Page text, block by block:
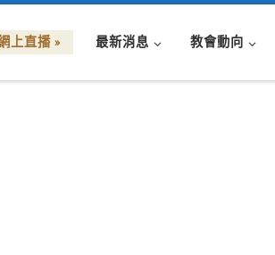
上直播 » 最新消息 教會動向